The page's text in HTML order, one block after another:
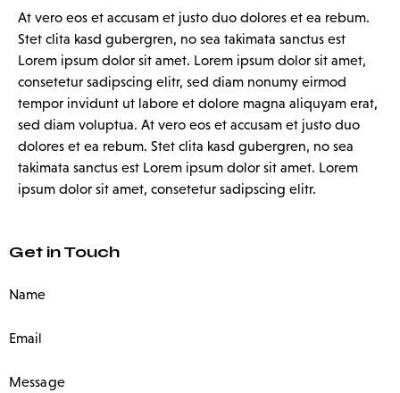
At vero eos et accusam et justo duo dolores et ea rebum.
Stet clita kasd gubergren, no sea takimata sanctus est
Lorem ipsum dolor sit amet. Lorem ipsum dolor sit amet,
consetetur sadipscing elitr, sed diam nonumy eirmod
tempor invidunt ut labore et dolore magna aliquyam erat,
sed diam voluptua. At vero eos et accusam et justo duo
dolores et ea rebum. Stet clita kasd gubergren, no sea
takimata sanctus est Lorem ipsum dolor sit amet. Lorem
ipsum dolor sit amet, consetetur sadipscing elitr.
Get in Touch